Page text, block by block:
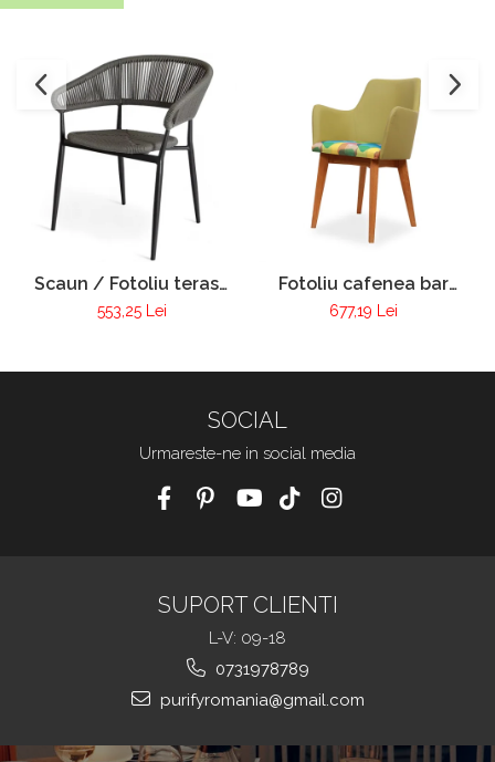
Scaun / Fotoliu terasa
VIctoria
553,25 Lei
Fotoliu cafenea bar
club tapitat cadru lemn
Pur 255
677,19 Lei
SOCIAL
Urmareste-ne in social media
SUPORT CLIENTI
L-V: 09-18
0731978789
purifyromania@gmail.com